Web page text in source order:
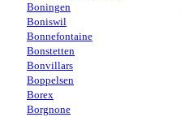
Boningen
Boniswil
Bonnefontaine
Bonstetten
Bonvillars
Boppelsen
Borex
Borgnone